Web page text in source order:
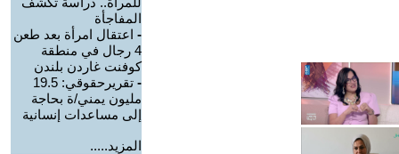
المفاجأة
- اعتقال امرأة بعد طعن
4 رجال في منطقة
كوفنت غاردن بلندن
-
تقريرحقوقي: 19.5
مليون يمني/ة بحاجة
إلى مساعدات إنسانية
المزيد.....